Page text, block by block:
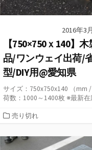
2016年3
【750×750ｘ140】
品/ワンウェイ出荷/
型/DIY用@愛知県
サイズ：750x750x140 （mm
荷数：1000～1400枚 ※最新
カ
ゴ
リ
売り切れ